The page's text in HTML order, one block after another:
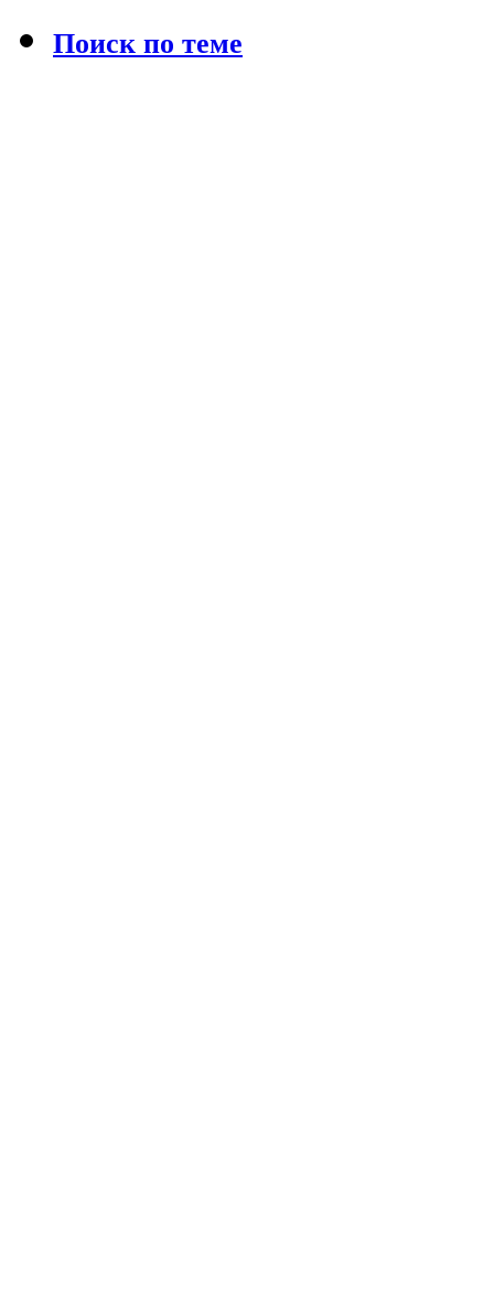
Поиск по теме